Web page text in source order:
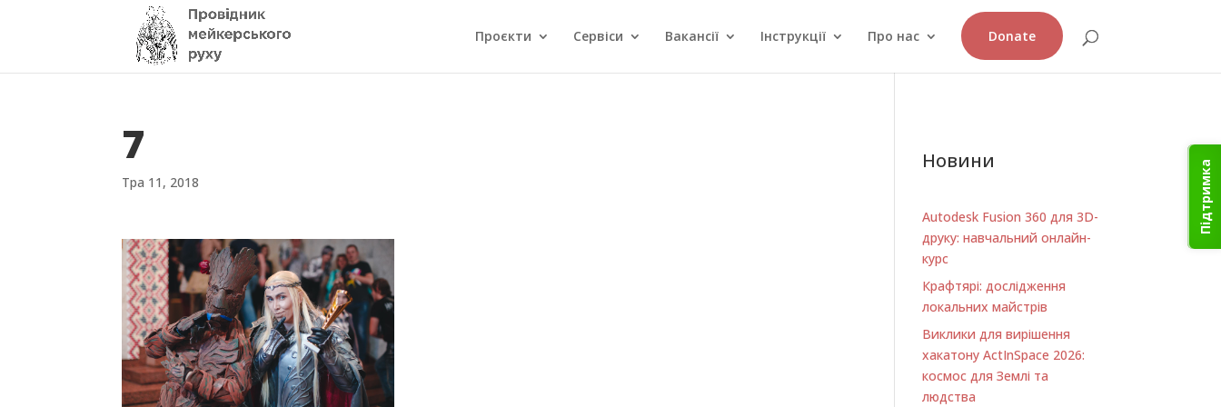
Підтримка
Проєкти Сервіси Вакансії Інструкції Про нас Donate
7
Тра 11, 2018
Новини
Autodesk Fusion 360 для 3D-
друку: навчальний онлайн-
курс
Крафтярі: дослідження
локальних майстрів
Виклики для вирішення
хакатону ActInSpace 2026:
космос для Землі та
людства